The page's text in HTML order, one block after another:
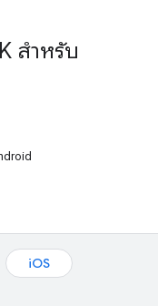
สำหรับ
iOS